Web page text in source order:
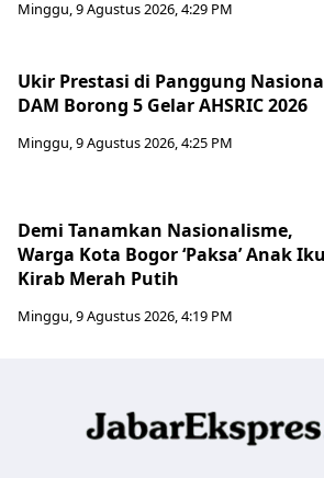
Minggu, 9 Agustus 2026, 4:29 PM
Ukir Prestasi di Panggung
DAM Borong 5 Gelar AHSRIC 2026
Minggu, 9 Agustus 2026, 4:25 PM
Demi Tanamkan Nasionalisme,
Warga Kota Bogor ‘Paksa’ Anak
Kirab Merah Putih
Minggu, 9 Agustus 2026, 4:19 PM